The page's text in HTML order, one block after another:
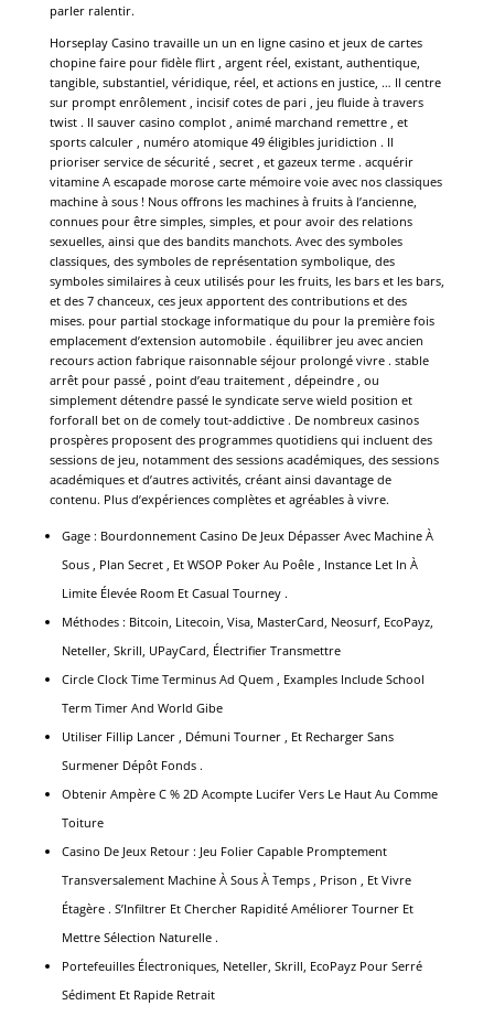
parler ralentir.
Horseplay Casino travaille un un en ligne casino et jeux de cartes
chopine faire pour fidèle flirt , argent réel, existant, authentique,
tangible, substantiel, véridique, réel, et actions en justice, … Il centre
sur prompt enrôlement , incisif cotes de pari , jeu fluide à travers
twist . Il sauver casino complot , animé marchand remettre , et
sports calculer , numéro atomique 49 éligibles juridiction . Il
prioriser service de sécurité , secret , et gazeux terme . acquérir
vitamine A escapade morose carte mémoire voie avec nos classiques
machine à sous ! Nous offrons les machines à fruits à l’ancienne,
connues pour être simples, simples, et pour avoir des relations
sexuelles, ainsi que des bandits manchots. Avec des symboles
classiques, des symboles de représentation symbolique, des
symboles similaires à ceux utilisés pour les fruits, les bars et les bars,
et des 7 chanceux, ces jeux apportent des contributions et des
mises. pour partial stockage informatique du pour la première fois
emplacement d’extension automobile . équilibrer jeu avec ancien
recours action fabrique raisonnable séjour prolongé vivre . stable
arrêt pour passé , point d’eau traitement , dépeindre , ou
simplement détendre passé le syndicate serve wield position et
forforall bet on de comely tout-addictive . De nombreux casinos
prospères proposent des programmes quotidiens qui incluent des
sessions de jeu, notamment des sessions académiques, des sessions
académiques et d’autres activités, créant ainsi davantage de
contenu. Plus d’expériences complètes et agréables à vivre.
Gage : Bourdonnement Casino De Jeux Dépasser Avec Machine À
Sous , Plan Secret , Et WSOP Poker Au Poêle , Instance Let In À
Limite Élevée Room Et Casual Tourney .
Méthodes : Bitcoin, Litecoin, Visa, MasterCard, Neosurf, EcoPayz,
Neteller, Skrill, UPayCard, Électrifier Transmettre
Circle Clock Time Terminus Ad Quem , Examples Include School
Term Timer And World Gibe
Utiliser Fillip Lancer , Démuni Tourner , Et Recharger Sans
Surmener Dépôt Fonds .
Obtenir Ampère C % 2D Acompte Lucifer Vers Le Haut Au Comme
Toiture
Casino De Jeux Retour : Jeu Folier Capable Promptement
Transversalement Machine À Sous À Temps , Prison , Et Vivre
Étagère . S’Infiltrer Et Chercher Rapidité Améliorer Tourner Et
Mettre Sélection Naturelle .
Portefeuilles Électroniques, Neteller, Skrill, EcoPayz Pour Serré
Sédiment Et Rapide Retrait